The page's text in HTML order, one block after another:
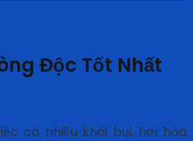
Độc Tốt Nhất
có nhiều khói bụi, hơi hóa